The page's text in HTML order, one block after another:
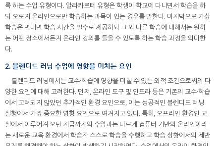
록 하는 수업 유형이다. 알라카르테 유형은 학생이 학교에 다니면서 학습을 하
되 오로지 온라인으로만 학습하는 과목이 있는 경우를 말한다. 마지막으로 가상
학습은 면대면 학습 시간을 필수로 제공하되 그 외 다른 학습에 대해서는 원하
는 어떤 장소에서든지 온라인 강의를 들을 수 있도록 하는 학습 과정을 의미한
다.
2. 블렌디드 러닝 수업에 영향을 미치는 요인
블렌디드 러닝에서는 교수·학습에 영향을 미칠 수 있는 외적 조건으로써의 다
양한 요인에 대해 고려한다. 먼저, 온라인 도구 및 인프라 등은 기존의 교수·학습
에서 고려되지 않았던 추가적인 환경 요인으로, 이는 성공적인 블렌디드 러닝
실행에서 가장 중요한 영향 요인으로 여겨지고 있다. 특히, 오프라인 환경인 교
실에서 이루어져 오던 지금까지의 수업과는 다르게 컴퓨터 기반의 온라인이라
는 새로운 교육 환경에서 학습자 스스로 학습을 수행하고 학습 상황에서의 제반